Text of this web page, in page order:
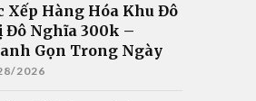
Xếp Hàng Hóa Khu Đô
Đô Nghĩa 300k –
Gọn Trong Ngày
2026